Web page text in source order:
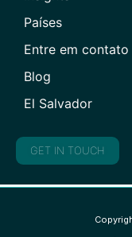
Países
Entre em contato
Blog
El Salvador
GET IN TOUCH